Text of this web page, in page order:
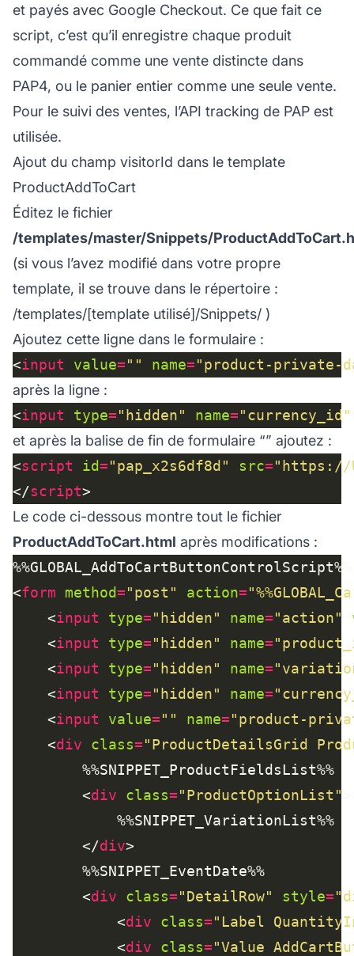
et payés avec Google Checkout. Ce que fait ce
script, c’est qu’il enregistre chaque produit
commandé comme une vente distincte dans
PAP4, ou le panier entier comme une seule vente.
Pour le suivi des ventes, l’API tracking de PAP est
utilisée.
Ajout du champ visitorId dans le template
ProductAddToCart
Éditez le fichier
/templates/master/Snippets/
(si vous l’avez modifié dans votre propre
template, il se trouve dans le répertoire :
/templates/[template utilisé]/Snippets/ )
Ajoutez cette ligne dans le formulaire :
<input value="" name="product-private-
après la ligne :
<input type="hidden" name="currency_id"
et après la balise de fin de formulaire “” ajoutez :
<script id="pap_x2s6df8d" src="https://
</script
Le code ci-dessous montre tout le fichier
ProductAddToCart.html après modifications :
<form method="post" action=
	<
input type="hidden" name="action"
	<
input type="hidden" name=
	<
input type="hidden" name=
	<
input type="hidden" name=
	<
input value="" name="product-
	<
div class="ProductDetailsGrid
		<
div class="ProductOptionList"
		</
div
		<
div class="DetailRow" style=
			<
div class="Label
			<
div class="Value